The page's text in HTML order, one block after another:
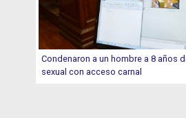
Condenaron a un hombre a 8 años
sexual con acceso carnal